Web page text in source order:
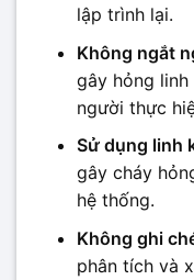
lập trình lại.
Không ngắt
gây hỏng
người thực
Sử dụng linh
gây cháy
hệ thống.
Không ghi
phân tích và